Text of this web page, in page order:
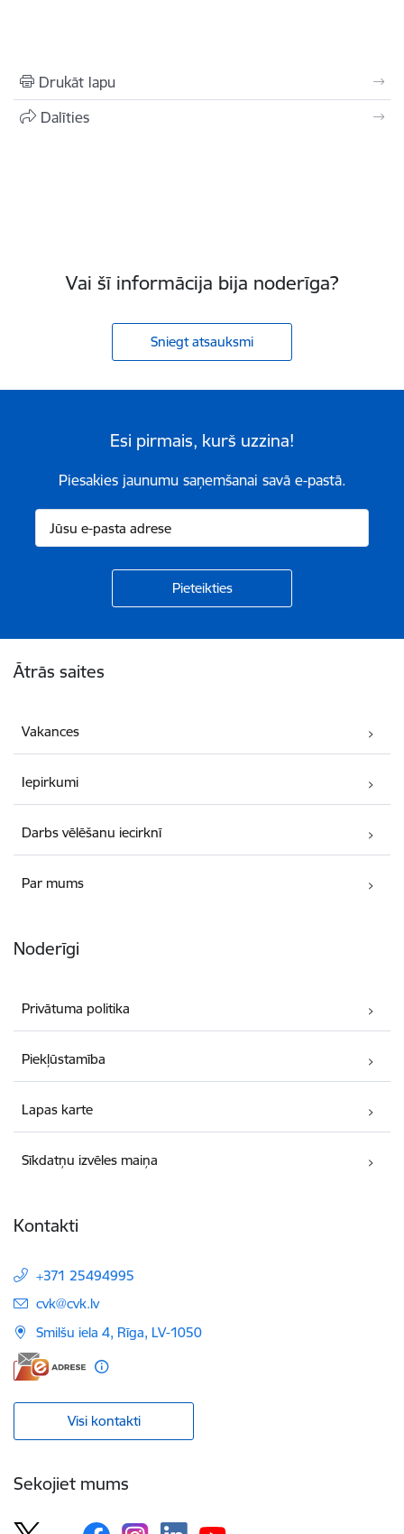
Drukāt lapu
Dalīties
Vai šī informācija bija noderīga?
Sniegt atsauksmi
Esi pirmais, kurš uzzina!
Piesakies jaunumu saņemšanai savā e-pastā.
Ātrās saites
Vakances
Iepirkumi
Darbs vēlēšanu iecirknī
Par mums
Noderīgi
Privātuma politika
Piekļūstamība
Lapas karte
Sīkdatņu izvēles maiņa
Kontakti
+371 25494995
E-pasts:
cvk@cvk.lv
Smilšu iela 4, Rīga, LV-1050
Visi kontakti
Sekojiet mums